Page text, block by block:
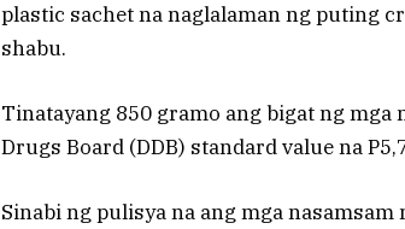
plastic sachet na naglalaman ng puting
shabu.
Tinatayang 850 gramo ang bigat ng
Drugs Board (DDB) standard value na
Sinabi ng pulisya na ang mga